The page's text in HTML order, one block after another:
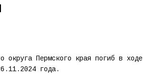
округа Пермского края погиб в ходе
года.